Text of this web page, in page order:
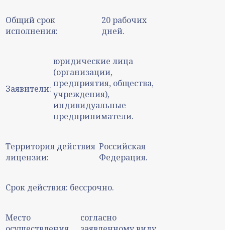
Общий срок
исполнения:
20 рабочих
дней.
Заявители:
юридические лица
(организации,
предприятия, общества,
учреждения),
индивидуальные
предприниматели.
Территория действия
лицензии:
Российская
Федерация.
Срок действия: бессрочно.
Место
согласно